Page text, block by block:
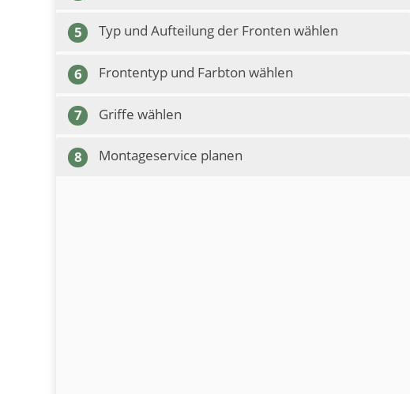
5 Typ und Aufteilung der Fronten wählen
6 Frontentyp und Farbton wählen
7 Griffe wählen
8 Montageservice planen